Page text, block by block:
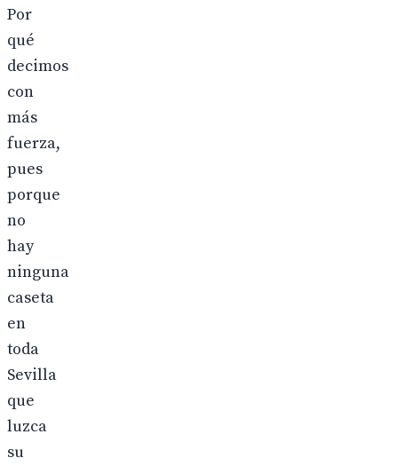
Por
qué
decimos
con
más
fuerza,
pues
porque
no
hay
ninguna
caseta
en
toda
Sevilla
que
luzca
su